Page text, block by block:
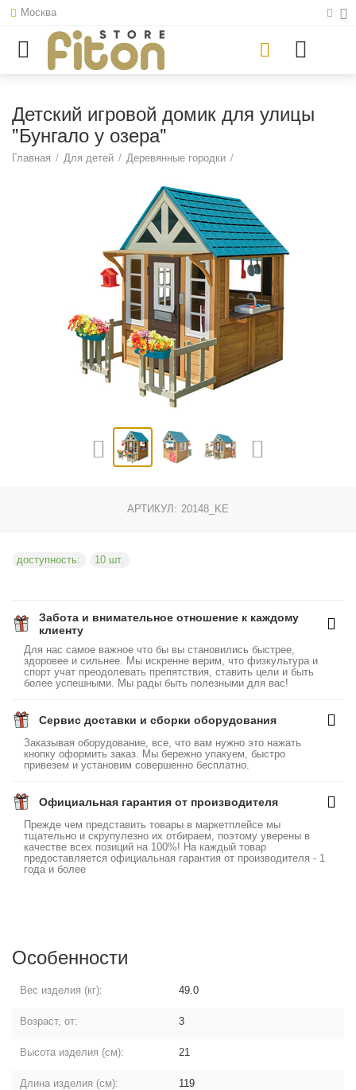
Москва
Детский игровой домик для улицы
"Бунгало у озера"
Главная / Для детей / Деревянные городки /
АРТИКУЛ: 20148_KE
доступность: 10 шт.
Забота и внимательное отношение к каждому
клиенту
Для нас самое важное что бы вы становились быстрее,
здоровее и сильнее. Мы искренне верим, что физкультура и
спорт учат преодолевать препятствия, ставить цели и быть
более успешными. Мы рады быть полезными для вас!
Сервис доставки и сборки оборудования
Заказывая оборудование, все, что вам нужно это нажать
кнопку оформить заказ. Мы бережно упакуем, быстро
привезем и установим совершенно бесплатно.
Официальная гарантия от производителя
Прежде чем представить товары в маркетплейсе мы
тщательно и скрупулезно их отбираем, поэтому уверены в
качестве всех позиций на 100%! На каждый товар
предоставляется официальная гарантия от производителя - 1
года и более
Особенности
Вес изделия (кг): 49.0
Возраст, от: 3
Высота изделия (см): 21
Длина изделия (см): 119